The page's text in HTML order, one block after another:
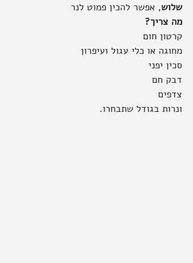
שלוש, אפשר להכין פמוט לנר
מה צריך?
קרטון חום
מחוגה או כלי עגול ועיפרון
סכין יפני
דבק חם
צדפים
ונרות בגודל שתבחרו.